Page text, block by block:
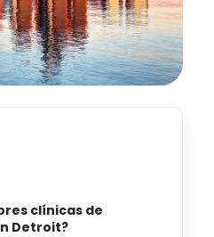
clínicas de
Detroit?